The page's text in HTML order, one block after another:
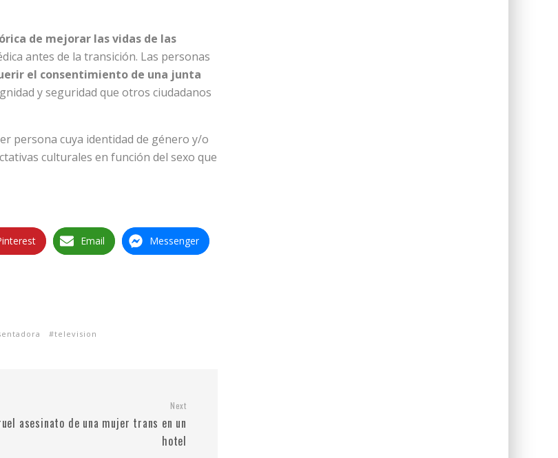
de mejorar las vidas de las
antes de la transición. Las personas
el consentimiento de una junta
y seguridad que otros ciudadanos
persona cuya identidad de género y/o
culturales en función del sexo que
Email Messenger
television
Next
asesinato de una mujer trans en un
hotel